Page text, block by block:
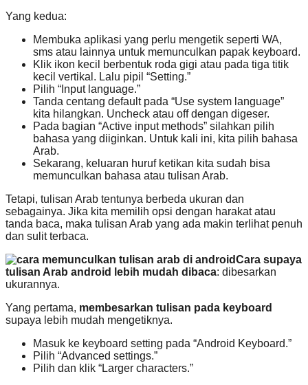
Yang kedua:
Membuka aplikasi yang perlu mengetik seperti WA,
sms atau lainnya untuk memunculkan papak keyboard.
Klik ikon kecil berbentuk roda gigi atau pada tiga titik
kecil vertikal. Lalu pipil “Setting.”
Pilih “Input language.”
Tanda centang default pada “Use system language”
kita hilangkan. Uncheck atau off dengan digeser.
Pada bagian “Active input methods” silahkan pilih
bahasa yang diiginkan. Untuk kali ini, kita pilih bahasa
Arab.
Sekarang, keluaran huruf ketikan kita sudah bisa
memunculkan bahasa atau tulisan Arab.
Tetapi, tulisan Arab tentunya berbeda ukuran dan
sebagainya. Jika kita memilih opsi dengan harakat atau
tanda baca, maka tulisan Arab yang ada makin terlihat penuh
dan sulit terbaca.
Cara supaya
tulisan Arab android lebih mudah dibaca: dibesarkan
ukurannya.
Yang pertama, membesarkan tulisan pada keyboard
supaya lebih mudah mengetiknya.
Masuk ke keyboard setting pada “Android Keyboard.”
Pilih “Advanced settings.”
Pilih dan klik “Larger characters.”